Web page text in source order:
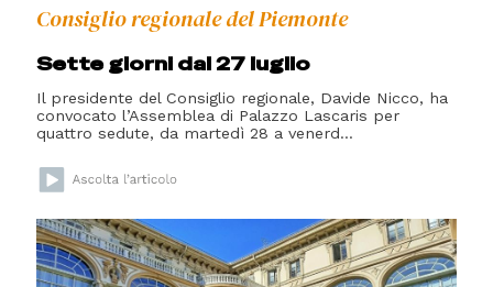
Consiglio regionale del Piemonte
Sette giorni dal 27 luglio
Il presidente del Consiglio regionale, Davide Nicco, ha
convocato l’Assemblea di Palazzo Lascaris per
quattro sedute, da martedì 28 a venerd...